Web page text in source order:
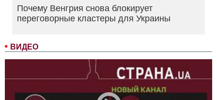
ВИДЕО
Почему Венгрия снова блокирует
переговорные кластеры для Украины